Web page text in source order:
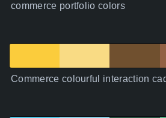
commerce portfolio colors
Commerce colourful interaction